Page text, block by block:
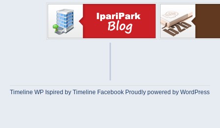
Timeline WP Ispired byTimeline Facebook Proudly powered by WordPress